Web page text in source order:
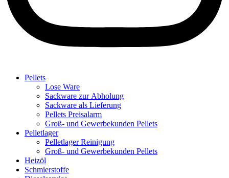
Pellets
Lose Ware
Sackware zur Abholung
Sackware als Lieferung
Pellets Preisalarm
Groß- und Gewerbekunden Pellets
Pelletlager
Pelletlager Reinigung
Groß- und Gewerbekunden Pellets
Heizöl
Schmierstoffe